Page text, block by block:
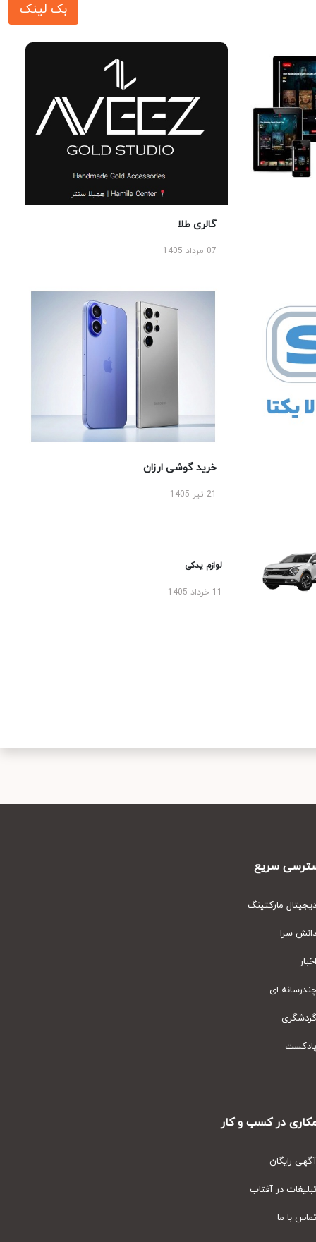
بک لینک
گالری طلا
07 مرداد 1405
خرید گوشی ارزان
لوازم یدکی
سریع
مارکتینگ
سرا
ای
در کسب و کار
رایگان
در آفتاب
با ما